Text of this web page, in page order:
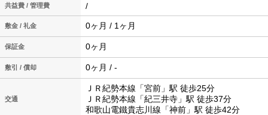
共益費 / 管理費 /
敷金 / 礼金 0ヶ月 / 1ヶ月
保証金 0ヶ月
敷引 / 償却 0ヶ月 / -
交通
ＪＲ紀勢本線「宮前」駅 徒歩25分
ＪＲ紀勢本線「紀三井寺」駅 徒歩37分
和歌山電鐵貴志川線「神前」駅 徒歩42分